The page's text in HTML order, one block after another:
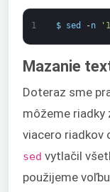
1 $ sed -n
Mazanie
Doteraz sme
môžeme
viacero riadkov
sed vytlačil
použijeme voľbu